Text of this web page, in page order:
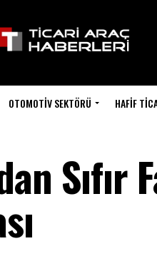
OTOMOTIV SEKTÖRÜ HAFIF